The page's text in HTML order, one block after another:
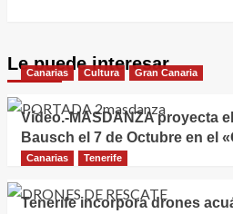
Le puede interesar
Canarias Cultura Gran Canaria
Vídeo.-MASDANZA proyecta
Bausch el 7 de Octubre en el
Canarias Tenerife
Tenerife incorpora drones